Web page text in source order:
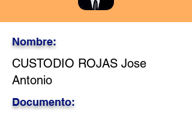
Nombre:
CUSTODIO ROJAS Jose
Antonio
Documento: